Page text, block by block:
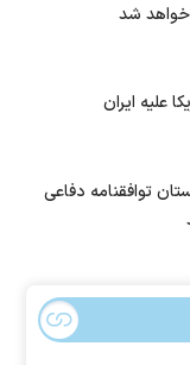
خواهد شد
علیه ایران
توافقنامه دفاعی